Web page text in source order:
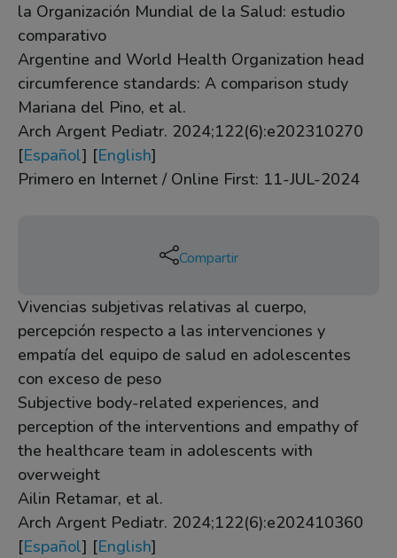
la Organización Mundial de la Salud: estudio
comparativo
Argentine and World Health Organization head
circumference standards: A comparison study
Mariana del Pino, et al.
Arch Argent Pediatr. 2024;122(6):e202310270
[Español] [English]
Primero en Internet / Online First: 11-JUL-2024
Compartir
Vivencias subjetivas relativas al cuerpo,
percepción respecto a las intervenciones y
empatía del equipo de salud en adolescentes
con exceso de peso
Subjective body-related experiences, and
perception of the interventions and empathy of
the healthcare team in adolescents with
overweight
Ailin Retamar, et al.
Arch Argent Pediatr. 2024;122(6):e202410360
[Español] [English]